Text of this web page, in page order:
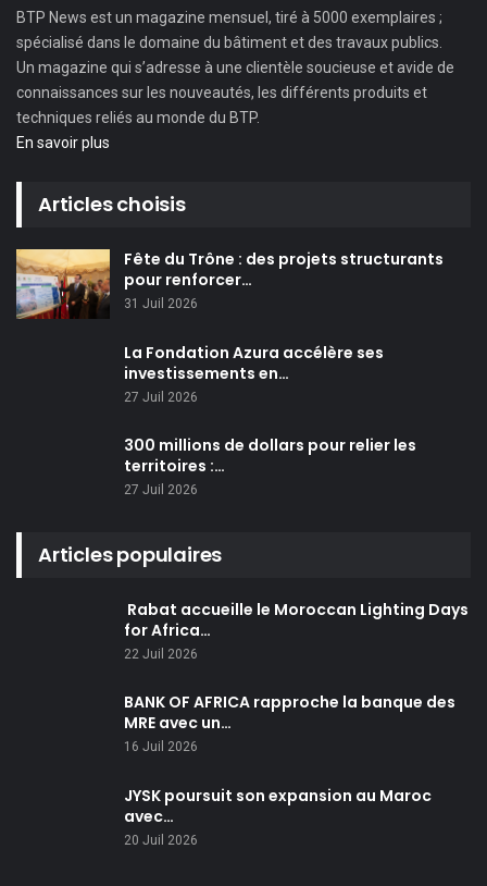
BTP News est un magazine mensuel, tiré à 5000 exemplaires ;
spécialisé dans le domaine du bâtiment et des travaux publics.
Un magazine qui s’adresse à une clientèle soucieuse et avide de
connaissances sur les nouveautés, les différents produits et
techniques reliés au monde du BTP.
En savoir plus
Articles choisis
Fête du Trône : des projets structurants
pour renforcer…
31 Juil 2026
La Fondation Azura accélère ses
investissements en…
27 Juil 2026
300 millions de dollars pour relier les
territoires :…
27 Juil 2026
Articles populaires
Rabat accueille le Moroccan Lighting Days
for Africa…
22 Juil 2026
BANK OF AFRICA rapproche la banque des
MRE avec un…
16 Juil 2026
JYSK poursuit son expansion au Maroc
avec…
20 Juil 2026